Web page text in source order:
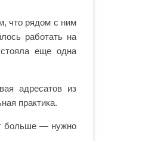
что рядом с ним
работать на
еще одна
адресатов из
практика.
больше — нужно